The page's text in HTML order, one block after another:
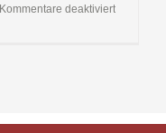
Kommentare deaktiviertfür